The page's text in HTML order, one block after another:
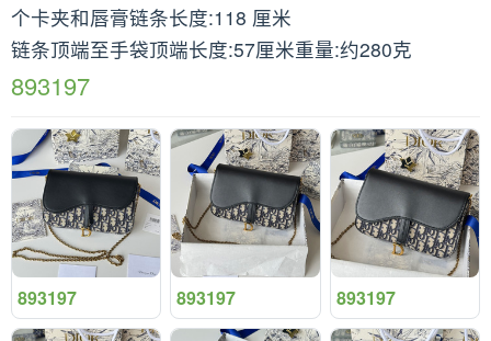
个卡夹和唇膏链条长度:118 厘米
链条顶端至手袋顶端长度:57厘米重量:约280克
893197
893197 893197 893197